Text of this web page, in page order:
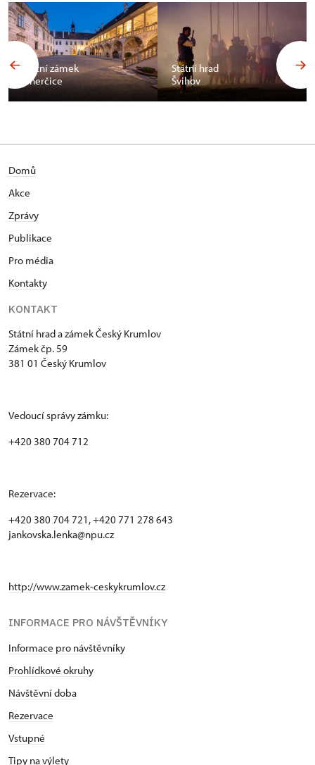
Státní zámek
Uherčice
Státní hrad
Švihov
Domů
Akce
Zprávy
Publikace
Pro média
Kontakty
KONTAKT
Státní hrad a zámek Český Krumlov
Zámek čp. 59
381 01 Český Krumlov
Vedoucí správy zámku:
+420 380 704 712
Rezervace:
+420 380 704 721, +420 771 278 643
jankovska.lenka@npu.cz
http://www.zamek-ceskykrumlov.cz
INFORMACE PRO NÁVŠTĚVNÍKY
Informace pro návštěvníky
Prohlídkové okruhy
Návštěvní doba
Rezervace
Vstupné
Tipy na výlety